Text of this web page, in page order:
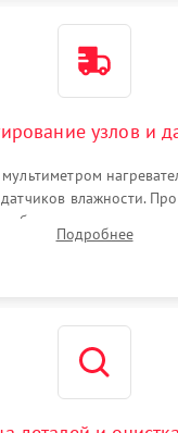
узлов и
влажности.
обмоток мотора и
— диагностика
Подробнее